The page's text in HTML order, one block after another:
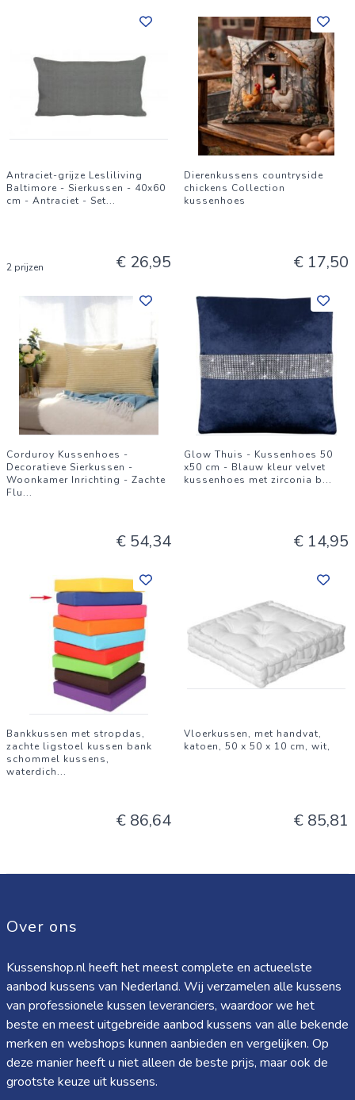
Antraciet-grijze Lesliliving
Baltimore - Sierkussen - 40x60
cm - Antraciet - Set...
2 prijzen € 26,95
Dierenkussens countryside
chickens Collection
kussenhoes
€ 17,50
Corduroy Kussenhoes -
Decoratieve Sierkussen -
Woonkamer Inrichting - Zachte
Flu...
€ 54,34
Glow Thuis - Kussenhoes 50
x50 cm - Blauw kleur velvet
kussenhoes met zirconia b...
€ 14,95
Bankkussen met stropdas,
zachte ligstoel kussen bank
schommel kussens,
waterdich...
€ 86,64
Vloerkussen, met handvat,
katoen, 50 x 50 x 10 cm, wit,
€ 85,81
Over ons
Kussenshop.nl heeft het meest complete en actueelste
aanbod kussens van Nederland. Wij verzamelen alle kussens
van professionele kussen leveranciers, waardoor we het
beste en meest uitgebreide aanbod kussens van alle bekende
merken en webshops kunnen aanbieden en vergelijken. Op
deze manier heeft u niet alleen de beste prijs, maar ook de
grootste keuze uit kussens.